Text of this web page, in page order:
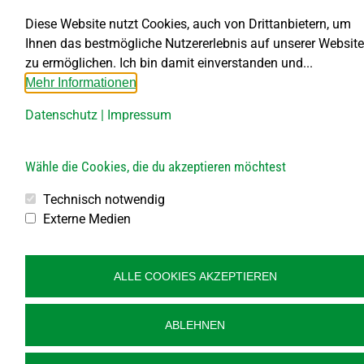
DI von 13.30 – 18.00 Uhr
DO von 13.30 – 15.30 Uhr
Bauhof
Öffnungszeiten:
Jeden 1. Samstag im Monat
Jeden 2., 3., 4. und 5. Freitag im Monat
Veröffentlichung
Kontakt
Datenschutz
Sitemap
Diese Website nutzt Cookies, auch von Drittanbietern, um
Ihnen das bestmögliche Nutzererlebnis auf unserer Website
zu ermöglichen. Ich bin damit einverstanden und...
Mehr Informationen
Datenschutz | Impressum
Wähle die Cookies, die du akzeptieren möchtest
Technisch notwendig
Externe Medien
ALLE COOKIES AKZEPTIEREN
ABLEHNEN